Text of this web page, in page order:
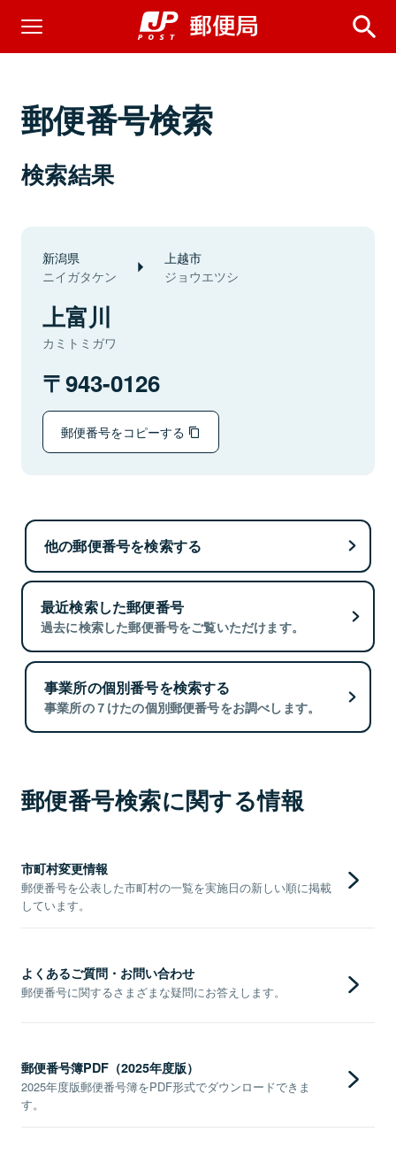
郵便番号検索
検索結果
新潟県
ニイガタケン
上越市
ジョウエツシ
上富川
カミトミガワ
943-0126
郵便番号をコピーする
他の郵便番号を検索する
最近検索した郵便番号
過去に検索した郵便番号をご覧いただけます。
事業所の個別番号を検索する
事業所の７けたの個別郵便番号をお調べします。
郵便番号検索に関する情報
市町村変更情報
郵便番号を公表した市町村の一覧を実施日の新しい順に掲載
しています。
よくあるご質問・お問い合わせ
郵便番号に関するさまざまな疑問にお答えします。
郵便番号簿PDF（2025年度版）
2025年度版郵便番号簿をPDF形式でダウンロードできま
す。